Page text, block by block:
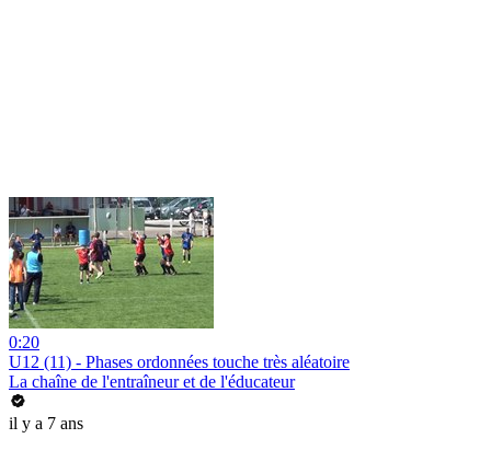
0:20
U12 (11) - Phases ordonnées touche très aléatoire
La chaîne de l'entraîneur et de l'éducateur
il y a 7 ans